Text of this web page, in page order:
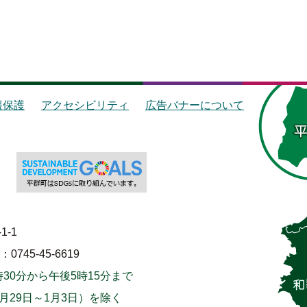
保護 アクセシビリティ 広告バナーについて
1
0745-45-6619
分から午後5時15分まで
29日～1月3日）を除く